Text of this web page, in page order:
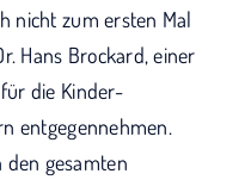
nicht zum ersten Mal
Hans Brockard, einer
für die Kinder-
entgegennehmen.
den gesamten